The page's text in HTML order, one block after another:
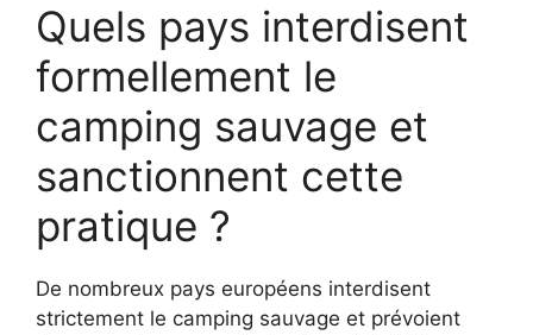
Quels pays interdisent
formellement le
camping sauvage et
sanctionnent cette
pratique ?
De nombreux pays européens interdisent
strictement le camping sauvage et prévoient